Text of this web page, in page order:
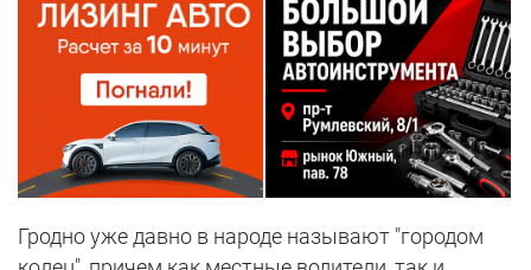
Гродно уже давно в народе называют "городом